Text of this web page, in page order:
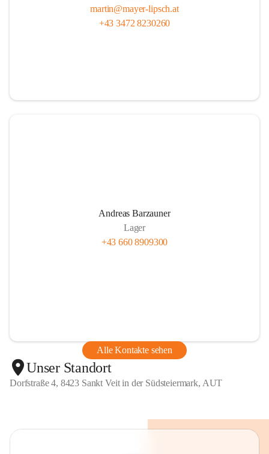
martin@mayer-lipsch.at
+43 3472 8230260
Andreas Barzauner
Lager
+43 660 8909300
Alle Kontakte sehen
Unser Standort
Dorfstraße 4, 8423 Sankt Veit in der Südsteiermark, AUT